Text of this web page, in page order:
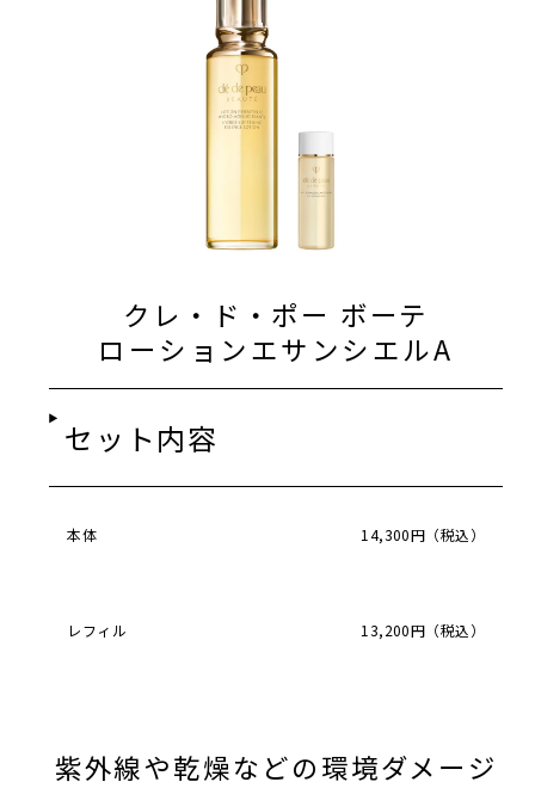
クレ・ド・ポー ボーテ
ローションエサンシエルA
セット内容
本体 14,300円（税込）
レフィル 13,200円（税込）
紫外線や乾燥などの環境ダメージ